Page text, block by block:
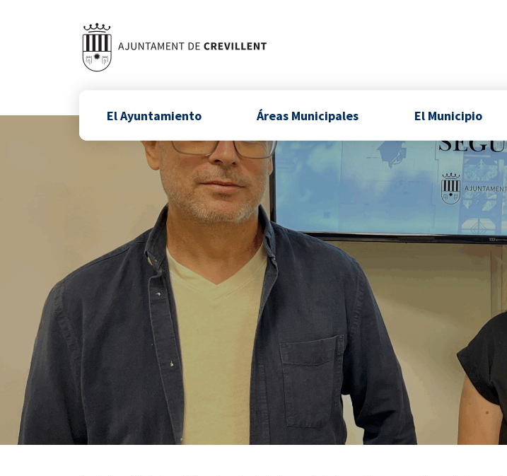
El Ayuntamiento Áreas Municipales El Municipio